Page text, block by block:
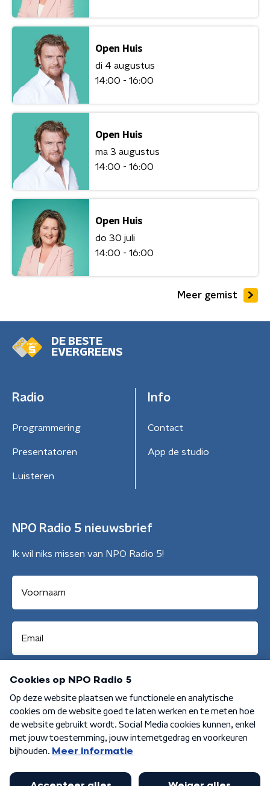
Open Huis
di 4 augustus
14:00 - 16:00
Open Huis
ma 3 augustus
14:00 - 16:00
Open Huis
do 30 juli
14:00 - 16:00
Meer gemist
DE BESTE
EVERGREENS
Radio
Programmering
Presentatoren
Luisteren
Info
Contact
App de studio
NPO Radio 5 nieuwsbrief
Ik wil niks missen van NPO Radio 5!
Aanmelden
Algemene voorwaarden